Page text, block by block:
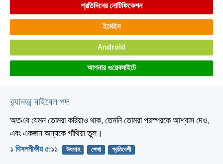
প্রতিদিনের নোটিফিকেশন
ইমেইল
Android
আপনার ওয়েবসাইটে
র‌্যানড্ম বাইবেল পদ
অতএব যেমন তোমরা করিয়াও থাক, তেমনি তোমরা পরস্পরকে আশ্বাস দেও,
এবং একজন অন্যকে গাঁথিয়া তুল।
১ থিষলনীকীয় ৫:১১ উৎসাহ শেখা প্রতিবেশী